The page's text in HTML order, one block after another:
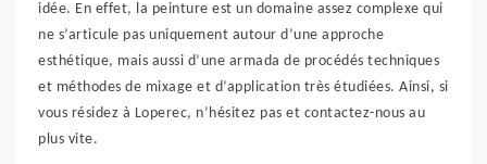
idée. En effet, la peinture est un domaine assez complexe qui
ne s’articule pas uniquement autour d’une approche
esthétique, mais aussi d’une armada de procédés techniques
et méthodes de mixage et d’application très étudiées. Ainsi, si
vous résidez à Loperec, n’hésitez pas et contactez-nous au
plus vite.